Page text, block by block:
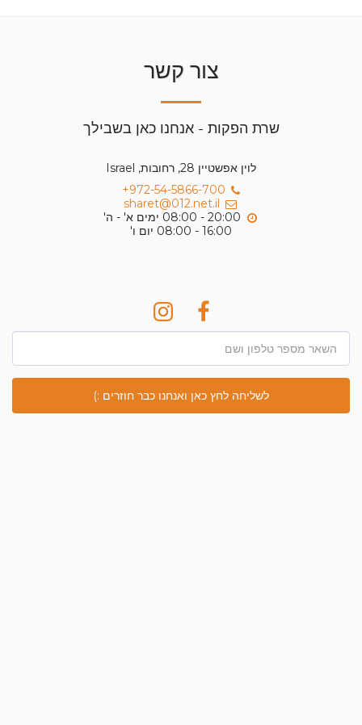
צור קשר
שרת הפקות - אנחנו כאן בשבילך
לוין אפשטיין 28, רחובות, Israel
+972-54-5866-700
sharet@012.net.il
16:00 - 08:00 יום ו'
לשליחה לחץ כאן ואנחנו כבר חוזרים :)